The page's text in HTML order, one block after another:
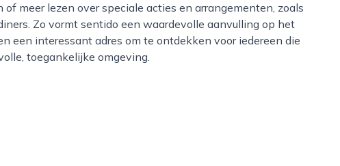
meer lezen over speciale acties en arrangementen, zoals
Zo vormt sentido een waardevolle aanvulling op het
een interessant adres om te ontdekken voor iedereen die
toegankelijke omgeving.